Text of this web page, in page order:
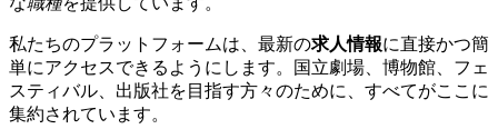
私たちのプラットフォームは、最新の求人情報に直接かつ簡
単にアクセスできるようにします。国立劇場、博物館、フェ
スティバル、出版社を目指す方々のために、すべてがここに
集約されています。